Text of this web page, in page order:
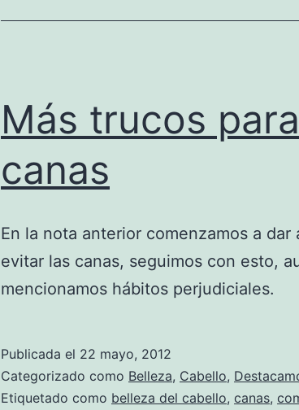
Más trucos
canas
En la nota anterior comenzamos a dar
evitar las canas, seguimos con esto,
mencionamos hábitos perjudiciales.
Publicada el 22 mayo, 2012
Categorizado como Belleza, Cabello,
Etiquetado como belleza del cabello, canas,